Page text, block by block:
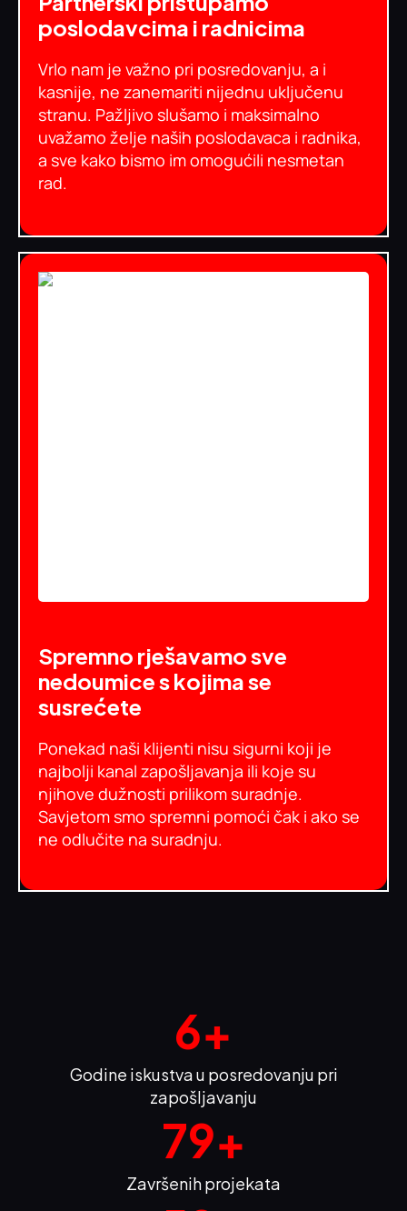
poslodavcima i radnicima
Vrlo nam je važno pri posredovanju, a i
kasnije, ne zanemariti nijednu uključenu
stranu. Pažljivo slušamo i maksimalno
uvažamo želje naših poslodavaca i radnika,
a sve kako bismo im omogućili nesmetan
rad.
Spremno rješavamo sve
nedoumice s kojima se
susrećete
Ponekad naši klijenti nisu sigurni koji je
najbolji kanal zapošljavanja ili koje su
njihove dužnosti prilikom suradnje.
Savjetom smo spremni pomoći čak i ako se
ne odlučite na suradnju.
6+
Godine iskustva u posredovanju pri
zapošljavanju
80+
Završenih projekata